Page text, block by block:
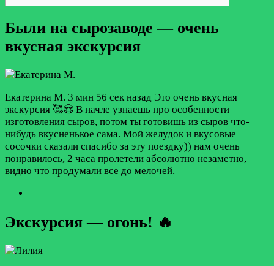
Были на сырозаводе — очень
вкусная экскурсия
Екатерина М. 3 мин 56 сек назад Это очень вкусная
экскурсия 🥰😍 В начле узнаешь про особенности
изготовления сыров, потом ты готовишь из сыров что-
нибудь вкусненькое сама. Мой желудок и вкусовые
сосочки сказали спасибо за эту поездку)) нам очень
понравилось, 2 часа пролетели абсолютно незаметно,
видно что продумали все до мелочей.
Экскурсия — огонь! 🔥